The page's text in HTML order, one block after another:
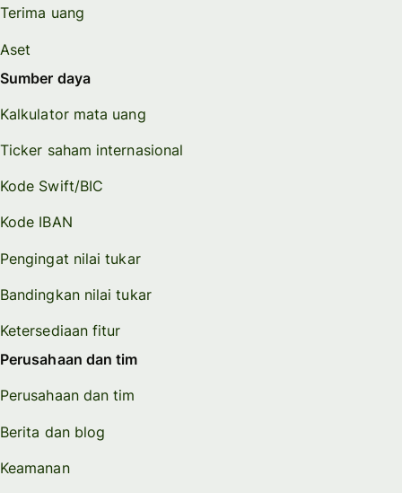
Terima uang
Aset
Sumber daya
Kalkulator mata uang
Ticker saham internasional
Kode Swift/BIC
Kode IBAN
Pengingat nilai tukar
Bandingkan nilai tukar
Ketersediaan fitur
Perusahaan dan tim
Perusahaan dan tim
Berita dan blog
Keamanan